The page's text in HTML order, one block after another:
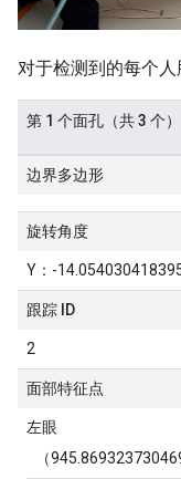
对于检测到的每个人
第 1 个面孔（共 3 个）
边界多边形
旋转角度
Y：-
跟踪 ID
2
面部特征点
左眼
（